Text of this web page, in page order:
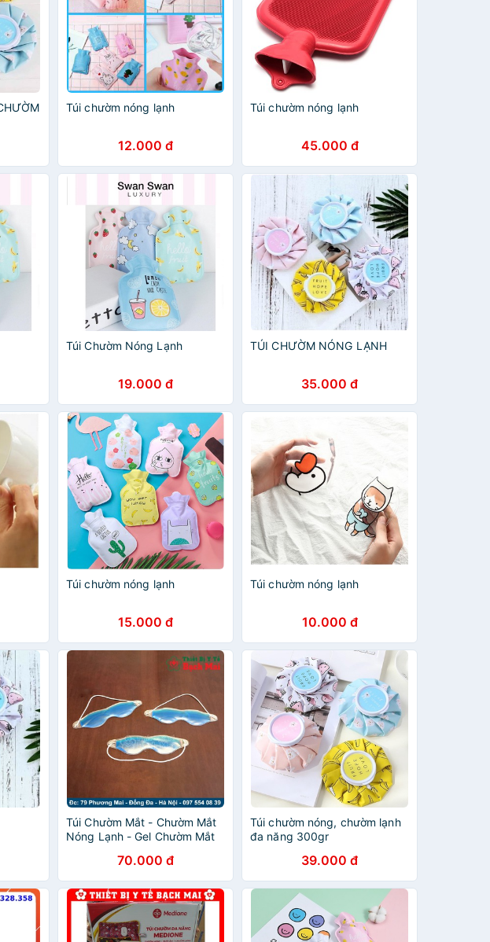
Túi chườm nóng lạnh
12.000 đ
Túi chườm nóng lạnh
45.000 đ
Túi Chườm Nóng Lạnh
19.000 đ
TÚI CHƯỜM NÓNG LẠNH
35.000 đ
Túi chườm nóng lạnh
15.000 đ
Túi chườm nóng lạnh
10.000 đ
Túi Chườm Mắt - Chườm Mắt
Nóng Lạnh - Gel Chườm Mắt
70.000 đ
Túi chườm nóng, chườm lạnh
đa năng 300gr
39.000 đ